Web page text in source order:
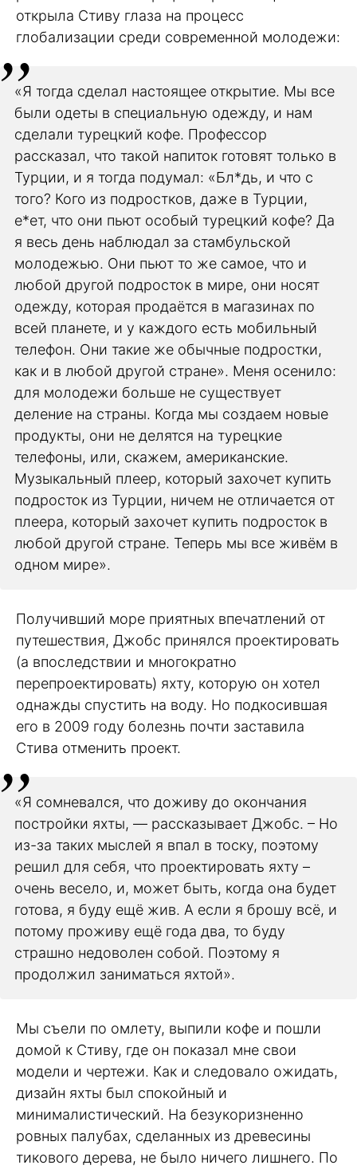
открыла Стиву глаза на процесс
глобализации среди современной молодежи:
«Я тогда сделал настоящее открытие. Мы все
были одеты в специальную одежду, и нам
сделали турецкий кофе. Профессор
рассказал, что такой напиток готовят только в
Турции, и я тогда подумал: «Бл*дь, и что с
того? Кого из подростков, даже в Турции,
е*ет, что они пьют особый турецкий кофе? Да
я весь день наблюдал за стамбульской
молодежью. Они пьют то же самое, что и
любой другой подросток в мире, они носят
одежду, которая продаётся в магазинах по
всей планете, и у каждого есть мобильный
телефон. Они такие же обычные подростки,
как и в любой другой стране». Меня осенило:
для молодежи больше не существует
деление на страны. Когда мы создаем новые
продукты, они не делятся на турецкие
телефоны, или, скажем, американские.
Музыкальный плеер, который захочет купить
подросток из Турции, ничем не отличается от
плеера, который захочет купить подросток в
любой другой стране. Теперь мы все живём в
одном мире».
Получивший море приятных впечатлений от
путешествия, Джобс принялся проектировать
(а впоследствии и многократно
перепроектировать) яхту, которую он хотел
однажды спустить на воду. Но подкосившая
его в 2009 году болезнь почти заставила
Стива отменить проект.
«Я сомневался, что доживу до окончания
постройки яхты, — рассказывает Джобс. – Но
из-за таких мыслей я впал в тоску, поэтому
решил для себя, что проектировать яхту –
очень весело, и, может быть, когда она будет
готова, я буду ещё жив. А если я брошу всё, и
потому проживу ещё года два, то буду
страшно недоволен собой. Поэтому я
продолжил заниматься яхтой».
Мы съели по омлету, выпили кофе и пошли
домой к Стиву, где он показал мне свои
модели и чертежи. Как и следовало ожидать,
дизайн яхты был спокойный и
минималистический. На безукоризненно
ровных палубах, сделанных из древесины
тикового дерева, не было ничего лишнего. По